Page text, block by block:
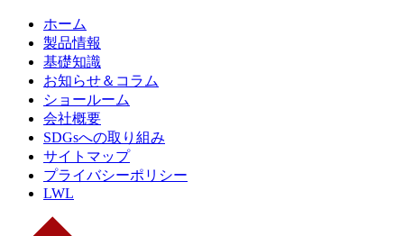
ホーム
製品情報
基礎知識
お知らせ＆コラム
ショールーム
会社概要
SDGsへの取り組み
サイトマップ
プライバシーポリシー
LWL